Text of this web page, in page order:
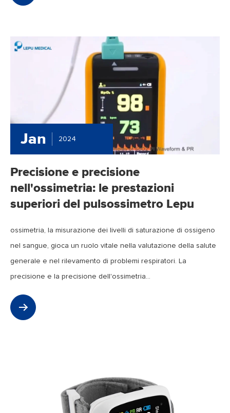
Jan 2024
Precisione e precisione
nell'ossimetria: le prestazioni
superiori del pulsossimetro Lepu
ossimetria, la misurazione dei livelli di saturazione di ossigeno
nel sangue, gioca un ruolo vitale nella valutazione della salute
generale e nel rilevamento di problemi respiratori. La
precisione e la precisione dell'ossimetria...